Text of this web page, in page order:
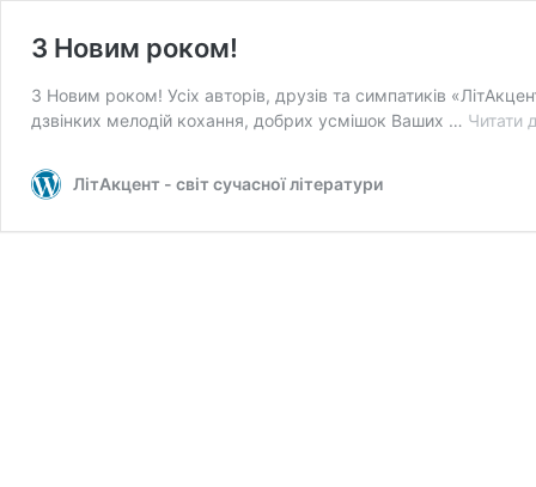
З Новим роком!
З Новим роком! Усіх авторів, друзів та симпатиків
дзвінких мелодій кохання, добрих усмішок Ваших … Читати
ЛітАкцент - світ сучасної літератури